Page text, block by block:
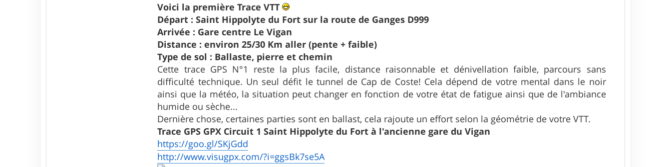
Voici la première Trace VTT
Départ : Saint Hippolyte du Fort sur la route de Ganges D999
Arrivée : Gare centre Le Vigan
Distance : environ 25/30 Km aller (pente + faible)
Type de sol : Ballaste, pierre et chemin
Cette trace GPS N°1 reste la plus facile, distance raisonnable et dénivellation faible, parcours sans
difficulté technique. Un seul défit le tunnel de Cap de Coste! Cela dépend de votre mental dans le noir
ainsi que la météo, la situation peut changer en fonction de votre état de fatigue ainsi que de l'ambiance
humide ou sèche...
Dernière chose, certaines parties sont en ballast, cela rajoute un effort selon la géométrie de votre VTT.
Trace GPS GPX Circuit 1 Saint Hippolyte du Fort à l'ancienne gare du Vigan
https://goo.gl/SKjGdd
http://www.visugpx.com/?i=ggsBk7se5A